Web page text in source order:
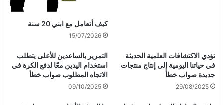
كيف أتعامل مع ابني 20 سنة
15/07/2026
تؤدي الاكتشافات العلمية الحديثة
في حياتنا اليومية إلى إنتاج منتجات
جديدة صواب خطأ
29/08/2025
التمرير بالساعدين للأعلى يتطلب
استخدام اليدين معًا لدفع الكرة في
الاتجاه المطلوب صواب خطأ
09/10/2025